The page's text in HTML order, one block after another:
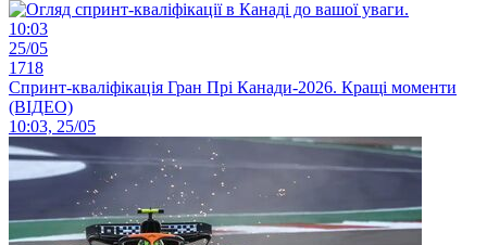
10:03
25/05
1718
Спринт-кваліфікація Гран Прі Канади-2026. Кращі моменти
(ВІДЕО)
10:03, 25/05